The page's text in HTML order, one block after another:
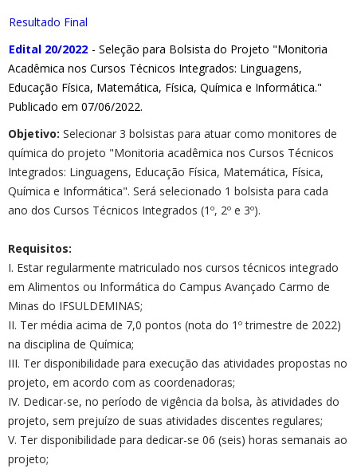
Resultado Final
Edital 20/2022 - Seleção para Bolsista do Projeto "Monitoria
Acadêmica nos Cursos Técnicos Integrados: Linguagens,
Educação Física, Matemática, Física, Química e Informática."
Publicado em 07/06/2022.
Objetivo: Selecionar 3 bolsistas para atuar como monitores de
química do projeto "Monitoria acadêmica nos Cursos Técnicos
Integrados: Linguagens, Educação Física, Matemática, Física,
Química e Informática". Será selecionado 1 bolsista para cada
ano dos Cursos Técnicos Integrados (1º, 2º e 3º).
Requisitos:
I. Estar regularmente matriculado nos cursos técnicos integrado
em Alimentos ou Informática do Campus Avançado Carmo de
Minas do IFSULDEMINAS;
II. Ter média acima de 7,0 pontos (nota do 1º trimestre de 2022)
na disciplina de Química;
III. Ter disponibilidade para execução das atividades propostas no
projeto, em acordo com as coordenadoras;
IV. Dedicar-se, no período de vigência da bolsa, às atividades do
projeto, sem prejuízo de suas atividades discentes regulares;
V. Ter disponibilidade para dedicar-se 06 (seis) horas semanais ao
projeto;